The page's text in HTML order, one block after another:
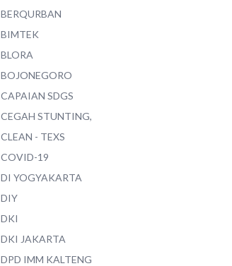
BERQURBAN
BIMTEK
BLORA
BOJONEGORO
CAPAIAN SDGS
CEGAH STUNTING,
CLEAN - TEXS
COVID-19
DI YOGYAKARTA
DIY
DKI
DKI JAKARTA
DPD IMM KALTENG